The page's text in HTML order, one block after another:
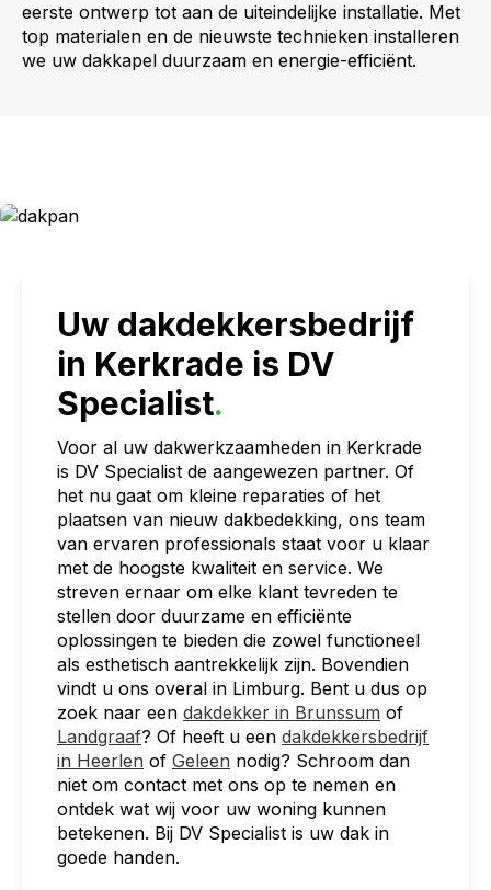
eerste ontwerp tot aan de uiteindelijke installatie. Met
top materialen en de nieuwste technieken installeren
we uw dakkapel duurzaam en energie-efficiënt.
Uw dakdekkersbedrijf
in Kerkrade is DV
Specialist.
Voor al uw dakwerkzaamheden in Kerkrade
is DV Specialist de aangewezen partner. Of
het nu gaat om kleine reparaties of het
plaatsen van nieuw dakbedekking, ons team
van ervaren professionals staat voor u klaar
met de hoogste kwaliteit en service. We
streven ernaar om elke klant tevreden te
stellen door duurzame en efficiënte
oplossingen te bieden die zowel functioneel
als esthetisch aantrekkelijk zijn. Bovendien
vindt u ons overal in Limburg. Bent u dus op
zoek naar een dakdekker in Brunssum of
Landgraaf? Of heeft u een dakdekkersbedrijf
in Heerlen of Geleen nodig? Schroom dan
niet om contact met ons op te nemen en
ontdek wat wij voor uw woning kunnen
betekenen. Bij DV Specialist is uw dak in
goede handen.